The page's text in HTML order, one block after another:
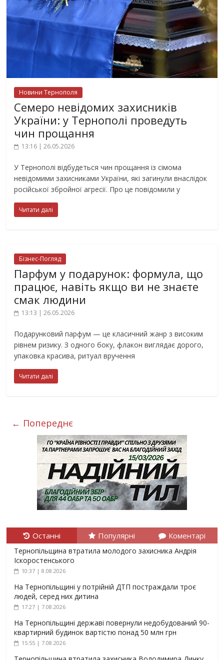
Новини Тернополя
Семеро невідомих захисників
України: у Тернополі проведуть
чин прощання
13:16 | 26.05.2026
У Тернополі відбудеться чин прощання із сімома
невідомими захисниками України, які загинули внаслідок
російської збройної агресії. Про це повідомили у
Читати далі
Бізнес-Погляд
Парфум у подарунок: формула, що
працює, навіть якщо ви не знаєте
смак людини
13:13 | 26.05.2026
Подарунковий парфум — це класичний жанр з високим
рівнем ризику. З одного боку, флакон виглядає дорого,
упаковка красива, ритуал вручення
Читати далі
← Попереднє
Останні Популярні Коментарі
Тернопільщина втратила молодого захисника Андрія
Іскоростенського
10:37 | 8.08.2026
На Тернопільщині у потрійній ДТП постраждали троє
людей, серед них дитина
17:27 | 7.08.2026
На Тернопільщині державі повернули недобудований 90-
квартирний будинок вартістю понад 50 млн грн
15:55 | 7.08.2026